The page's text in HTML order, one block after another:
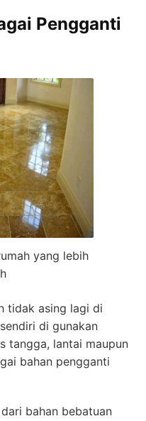
Pengganti
yang lebih
tidak asing lagi di
di gunakan
tangga, lantai maupun
bahan pengganti
bahan bebatuan